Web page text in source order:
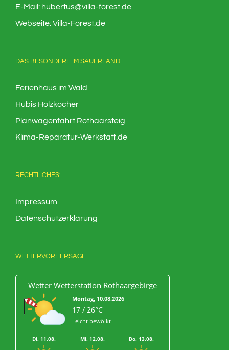
E-Mail: hubertus@villa-forest.de
Webseite:Villa-Forest.de
DAS BESONDERE IM SAUERLAND:
Ferienhaus im Wald
Hubis Holzkocher
Planwagenfahrt Rothaarsteig
Klima-Reparatur-Werkstatt.de
RECHTLICHES:
Impressum
Datenschutzerklärung
WETTERVORHERSAGE:
Wetter Wetterstation Rothaargebirge
Montag, 10.08.2026
17 / 26°C
Leicht bewölkt
Di, 11.08. Mi, 12.08. Do, 13.08.